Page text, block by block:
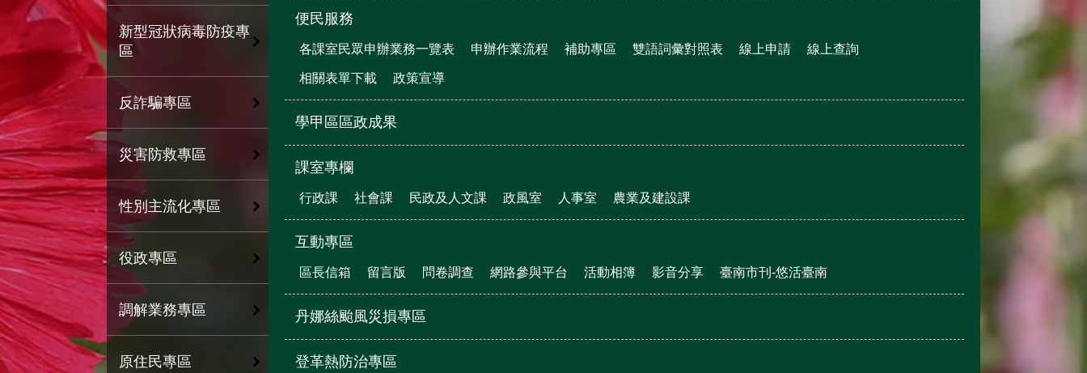
新型冠狀病毒防疫專
區
反詐騙專區
災害防救專區
性別主流化專區
役政專區
調解業務專區
原住民專區
便民服務
各課室民眾申辦業務一覽表 申辦作業流程 補助專區 雙語詞彙對照表 線上申請 線上查詢
相關表單下載 政策宣導
學甲區區政成果
課室專欄
行政課 社會課 民政及人文課 政風室 人事室 農業及建設課
互動專區
區長信箱 留言版 問卷調查 網路參與平台 活動相簿 影音分享 臺南市刊-悠活臺南
丹娜絲颱風災損專區
登革熱防治專區